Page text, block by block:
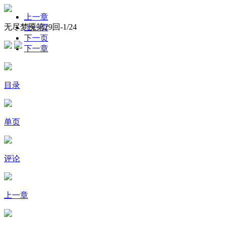
无尽梦魇第29回-1/24
上一章
上一页
下一页
下一章
目录
单页
评论
上一章